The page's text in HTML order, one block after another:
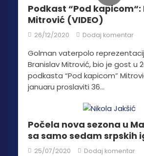
Podkast “Pod
Mitrović (VIDEO)
26/12/2020 Dodaj komentar
Golman vaterpolo
Branislav Mitrović, bio je gost u
podkasta “Pod kapicom”
januaru proslaviti 36...
Počela nova sezona u
sa samo sedam srpskih
25/07/2020 Dodaj komentar